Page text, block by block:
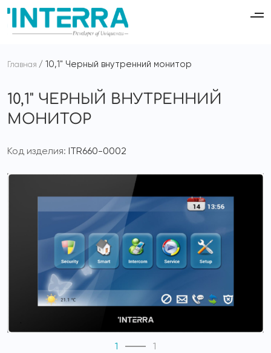
Главная 10,1" Черный внутренний монитор
10,1" ЧЕРНЫЙ ВНУТРЕННИЙ
МОНИТОР
Код изделия: ITR660-0002
1 1